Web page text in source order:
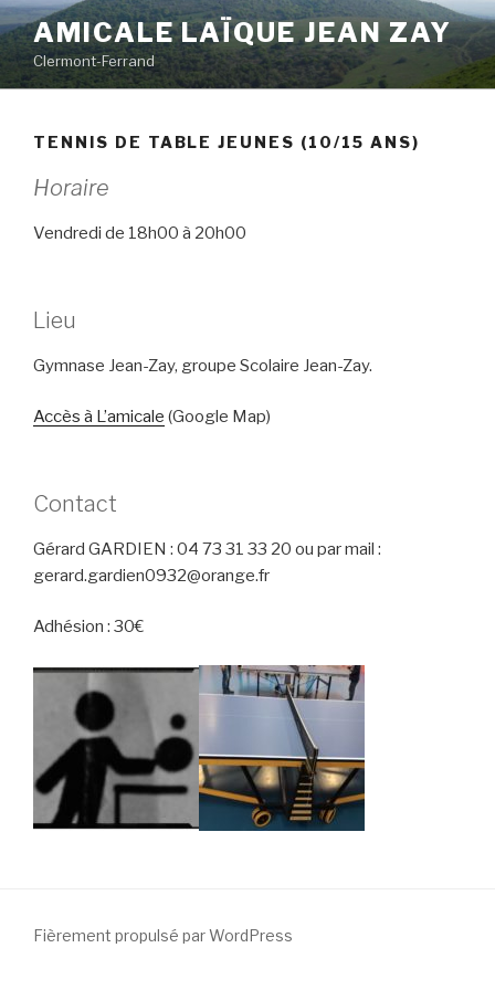
Aller
au
contenu
principal
AMICALE LAÏQUE JEAN ZAY
Clermont-Ferrand
TENNIS DE TABLE JEUNES (10/15 ANS)
Horaire
Vendredi de 18h00 à 20h00
Lieu
Gymnase Jean-Zay, groupe Scolaire Jean-Zay.
Accès à L’amicale (Google Map)
Contact
Gérard GARDIEN : 04 73 31 33 20 ou par mail :
gerard.gardien0932@orange.fr
Adhésion : 30€
Fièrement propulsé par WordPress